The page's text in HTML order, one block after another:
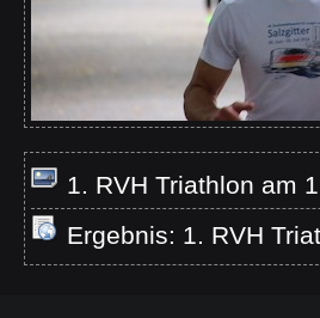
1. RVH Triathlon am
Ergebnis: 1. RVH